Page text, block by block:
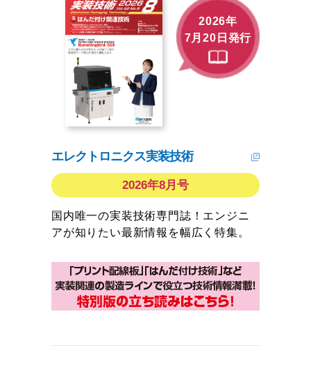
2026年
7月20日発行
エレクトロニクス実装技術
2026年8月号
国内唯一の実装技術専門誌！エンジニ
アが知りたい最新情報を幅広く特集。